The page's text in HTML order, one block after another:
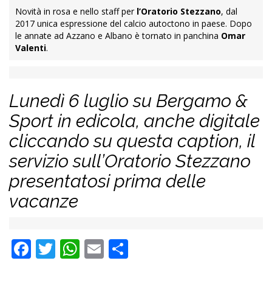
Novità in rosa e nello staff per l’Oratorio Stezzano, dal
2017 unica espressione del calcio autoctono in paese. Dopo
le annate ad Azzano e Albano è tornato in panchina Omar
Valenti.
Lunedì 6 luglio su Bergamo &
Sport in edicola, anche digitale
cliccando su questa caption, il
servizio sull’Oratorio Stezzano
presentatosi prima delle
vacanze
Facebook
Twitter
WhatsApp
Email